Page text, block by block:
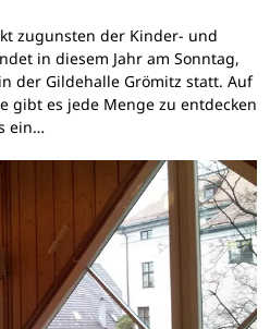
zugunsten der Kinder- und
in diesem Jahr am Sonntag,
der Gildehalle Grömitz statt. Auf
gibt es jede Menge zu entdecken
ein…